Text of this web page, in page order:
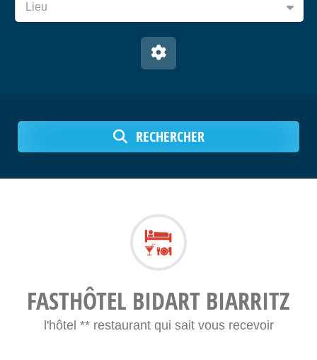
Lieu
RECHERCHER
FASTHÔTEL BIDART BIARRITZ
l'hôtel ** restaurant qui sait vous recevoir